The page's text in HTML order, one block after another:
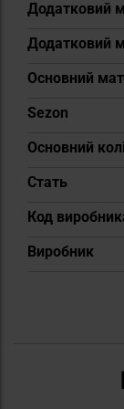
Додатковий
Додатковий
Основний
Sezon
Основний
Cтать
Код
Виробник